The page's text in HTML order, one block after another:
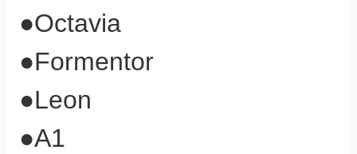
●Octavia
●Formentor
●Leon
●A1